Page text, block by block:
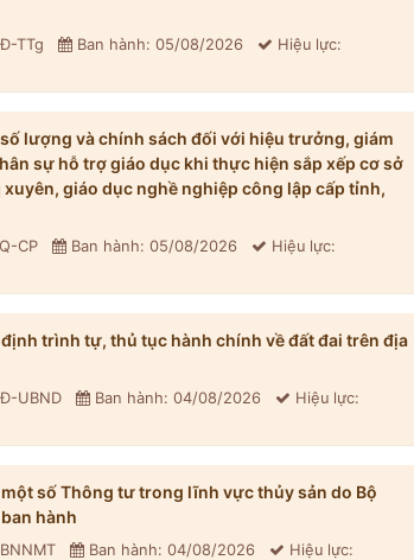
TTg Ban hành: 05/08/2026 Hiệu lực:
lượng và chính sách đối với hiệu trưởng, giám
sự hỗ trợ giáo dục khi thực hiện sắp xếp cơ sở
giáo dục nghề nghiệp công lập cấp tỉnh,
CP Ban hành: 05/08/2026 Hiệu lực:
trình tự, thủ tục hành chính về đất đai trên địa
UBND Ban hành: 04/08/2026 Hiệu lực:
số Thông tư trong lĩnh vực thủy sản do Bộ
hành
Ban hành: 04/08/2026 Hiệu lực: